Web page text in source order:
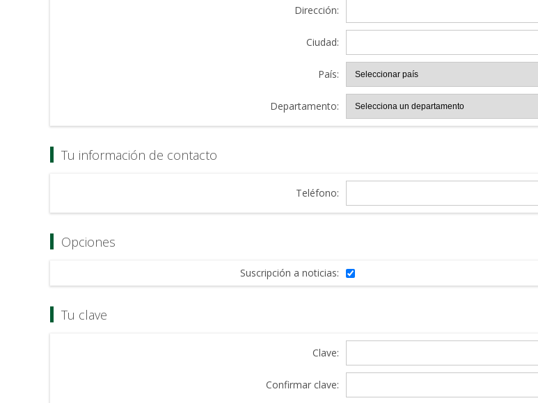
Dirección:
Ciudad:
País:
Departamento:
Tu información de contacto
Teléfono:
Opciones
Suscripción a noticias:
Tu clave
Clave:
Confirmar clave: